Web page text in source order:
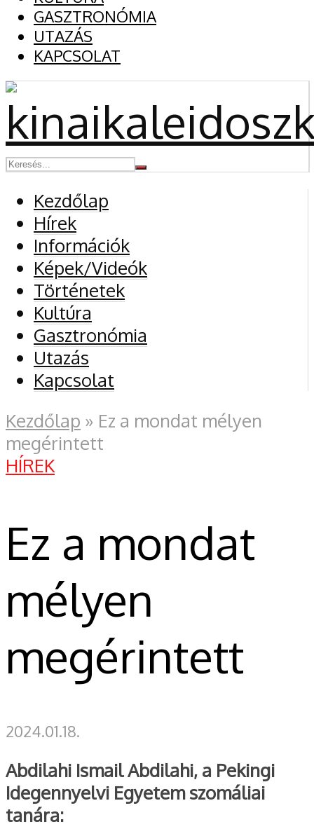
GASZTRONÓMIA
UTAZÁS
KAPCSOLAT
Kezdőlap
Hírek
Információk
Képek/Videók
Történetek
Kultúra
Gasztronómia
Utazás
Kapcsolat
Kezdőlap » Ez a mondat mélyen
megérintett
HÍREK
Ez a mondat
mélyen
megérintett
2024.01.18.
Abdilahi Ismail Abdilahi, a Pekingi
Idegennyelvi Egyetem szomáliai
tanára: